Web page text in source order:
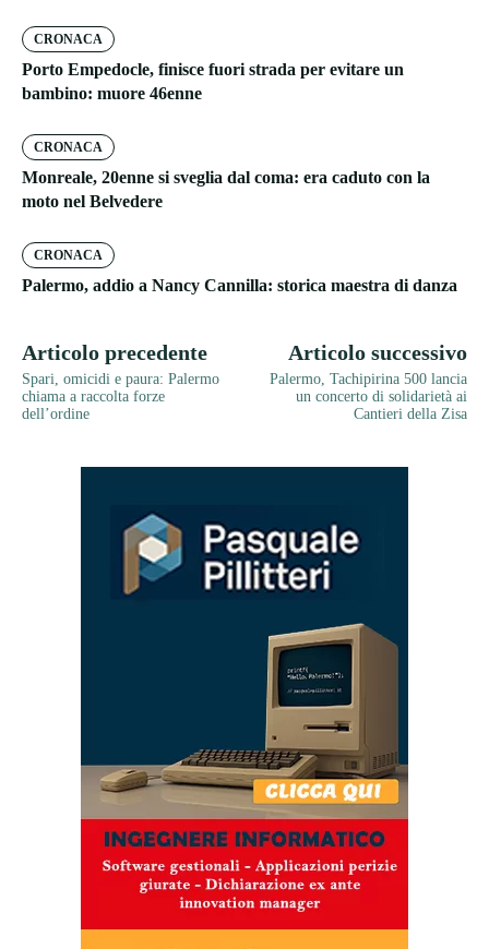
CRONACA
Porto Empedocle, finisce fuori strada per evitare un
bambino: muore 46enne
CRONACA
Monreale, 20enne si sveglia dal coma: era caduto con la
moto nel Belvedere
CRONACA
Palermo, addio a Nancy Cannilla: storica maestra di danza
Articolo precedente
Spari, omicidi e paura: Palermo
chiama a raccolta forze
dell’ordine
Articolo successivo
Palermo, Tachipirina 500 lancia
un concerto di solidarietà ai
Cantieri della Zisa